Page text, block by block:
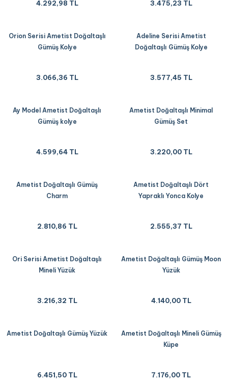
4.292,98 TL 3.475,23 TL
Orion Serisi Ametist Doğaltaşlı
Gümüş Kolye
3.066,36 TL
Adeline Serisi Ametist
Doğaltaşlı Gümüş Kolye
3.577,45 TL
Ay Model Ametist Doğaltaşlı
Gümüş kolye
4.599,64 TL
Ametist Doğaltaşlı Minimal
Gümüş Set
3.220,00 TL
Ametist Doğaltaşlı Gümüş
Charm
2.810,86 TL
Ametist Doğaltaşlı Dört
Yapraklı Yonca Kolye
2.555,37 TL
Ori Serisi Ametist Doğaltaşlı
Mineli Yüzük
3.216,32 TL
Ametist Doğaltaşlı Gümüş Moon
Yüzük
4.140,00 TL
Ametist Doğaltaşlı Gümüş Yüzük
6.451,50 TL
Ametist Doğaltaşlı Mineli Gümüş
Küpe
7.176,00 TL